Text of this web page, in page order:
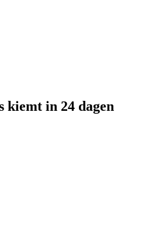
kiemt in 24 dagen